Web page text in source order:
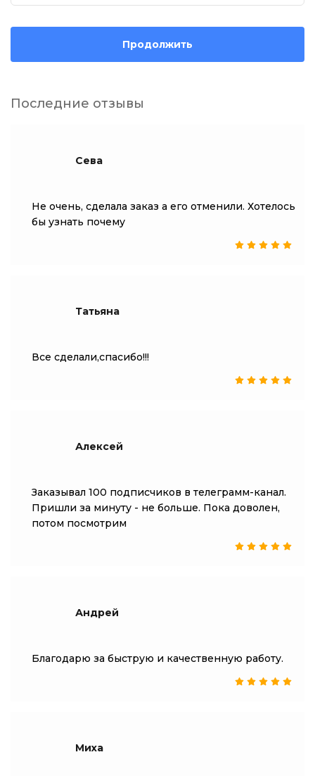
Продолжить
Последние отзывы
Сева
Не очень, сделала заказ а его отменили. Хотелось
бы узнать почему
Татьяна
Все сделали,спасибо!!!
Алексей
Заказывал 100 подписчиков в телеграмм-канал.
Пришли за минуту - не больше. Пока доволен,
потом посмотрим
Андрей
Благодарю за быструю и качественную работу.
Миха